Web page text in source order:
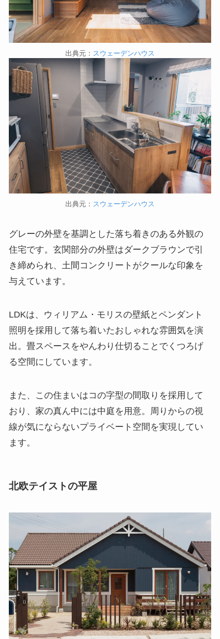
出典元： スウェーデンハウス
出典元： スウェーデンハウス
グレーの外壁を基調とした落ち着きのある外観の
住宅です。玄関部分の外壁はダークブラウンで引
き締められ、土間コンクリートがクールな印象を
与えています。
LDKは、ウィリアム・モリスの壁紙とペンダント
照明を採用して落ち着いたおしゃれな雰囲気を演
出。畳スペースをやんわり仕切ることでくつろげ
る空間にしています。
また、この住まいはコの字型の間取りを採用して
おり、家の真ん中には中庭を用意。周りからの視
線が気にならないプライベート空間を実現してい
ます。
北欧テイストの平屋